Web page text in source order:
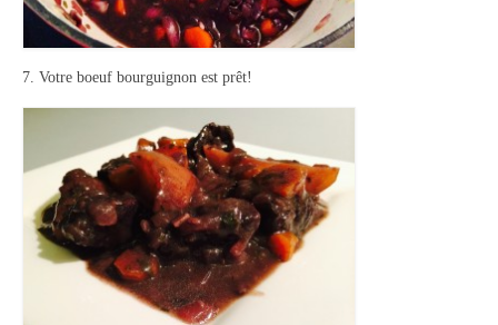
7. Votre boeuf bourguignon est prêt!